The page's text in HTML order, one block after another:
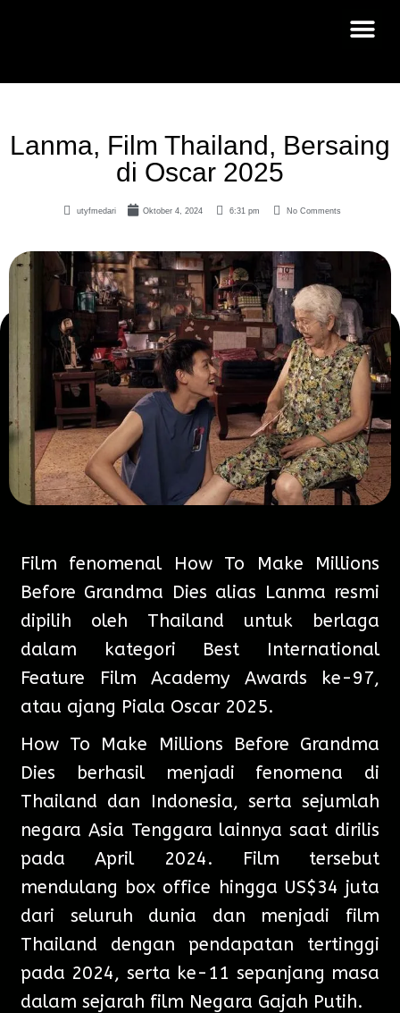
Lanma, Film Thailand, Bersaing
di Oscar 2025
utyfmedari Oktober 4, 2024 6:31 pm No Comments
Film fenomenal How To Make Millions
Before Grandma Dies alias Lanma resmi
dipilih oleh Thailand untuk berlaga
dalam kategori Best International
Feature Film Academy Awards ke-97,
atau ajang Piala Oscar 2025.
How To Make Millions Before Grandma
Dies berhasil menjadi fenomena di
Thailand dan Indonesia, serta sejumlah
negara Asia Tenggara lainnya saat dirilis
pada April 2024. Film tersebut
mendulang box office hingga US$34 juta
dari seluruh dunia dan menjadi film
Thailand dengan pendapatan tertinggi
pada 2024, serta ke-11 sepanjang masa
dalam sejarah film Negara Gajah Putih.